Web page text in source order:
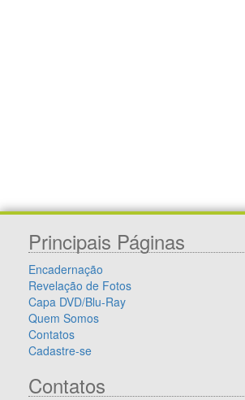
Principais Páginas
Encadernação
Revelação de Fotos
Capa DVD/Blu-Ray
Quem Somos
Contatos
Cadastre-se
Contatos